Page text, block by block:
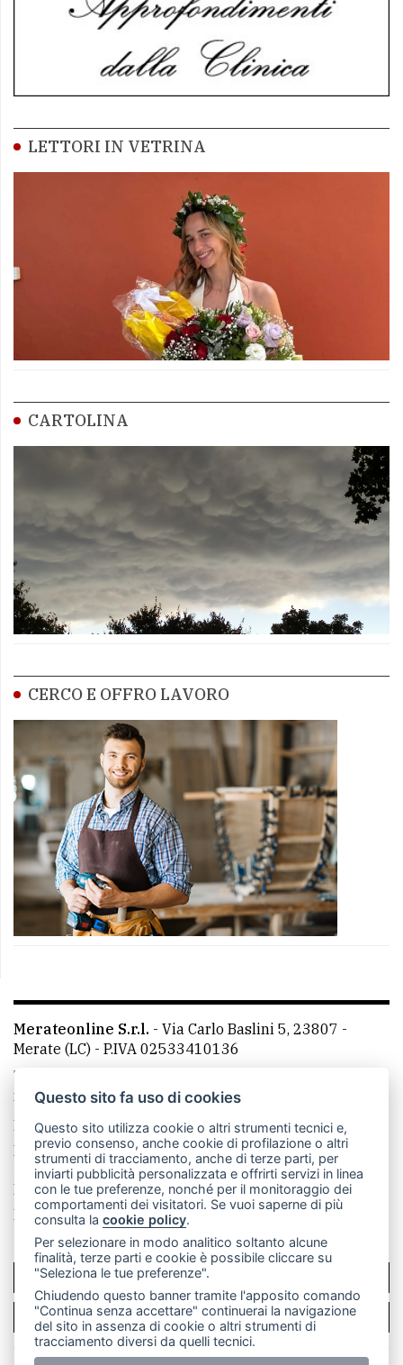
LETTORI IN VETRINA
CARTOLINA
CERCO E OFFRO LAVORO
Merateonline S.r.l. - Via Carlo Baslini 5, 23807 -
Merate (LC) - P.IVA 02533410136
Telefono:
mail: redazione@merateonline.it
La redazione
CasateOnline LeccoOnline
RSS
Made by VIP
Privacy policy
Cookie policy
Rivedi le tue scelte sui cookie
SCRIVICI
PER LA TUA PUBBLICITÀ
Questo sito fa uso di cookies
Questo sito utilizza cookie o altri strumenti tecnici e,
previo consenso, anche cookie di profilazione o altri
strumenti di tracciamento, anche di terze parti, per
inviarti pubblicità personalizzata e offrirti servizi in linea
con le tue preferenze, nonché per il monitoraggio dei
comportamenti dei visitatori. Se vuoi saperne di più
consulta lacookie policy.
Per selezionare in modo analitico soltanto alcune
finalità, terze parti e cookie è possibile cliccare su
"Seleziona le tue preferenze".
Chiudendo questo banner tramite l'apposito comando
"Continua senza accettare" continuerai la navigazione
del sito in assenza di cookie o altri strumenti di
tracciamento diversi da quelli tecnici.